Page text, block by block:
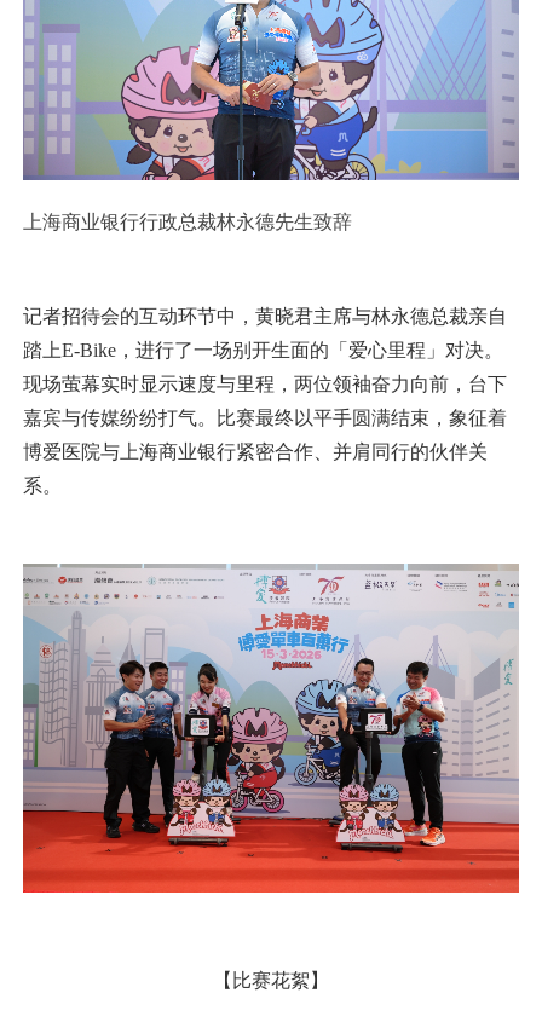
上海商业银行行政总裁林永德先生致辞
记者招待会的互动环节中，黄晓君主席与林永德总裁亲自
踏上E-Bike，进行了一场别开生面的「爱心里程」对决。
现场萤幕实时显示速度与里程，两位领袖奋力向前，台下
嘉宾与传媒纷纷打气。比赛最终以平手圆满结束，象征着
博爱医院与上海商业银行紧密合作、并肩同行的伙伴关
系。
【比赛花絮】